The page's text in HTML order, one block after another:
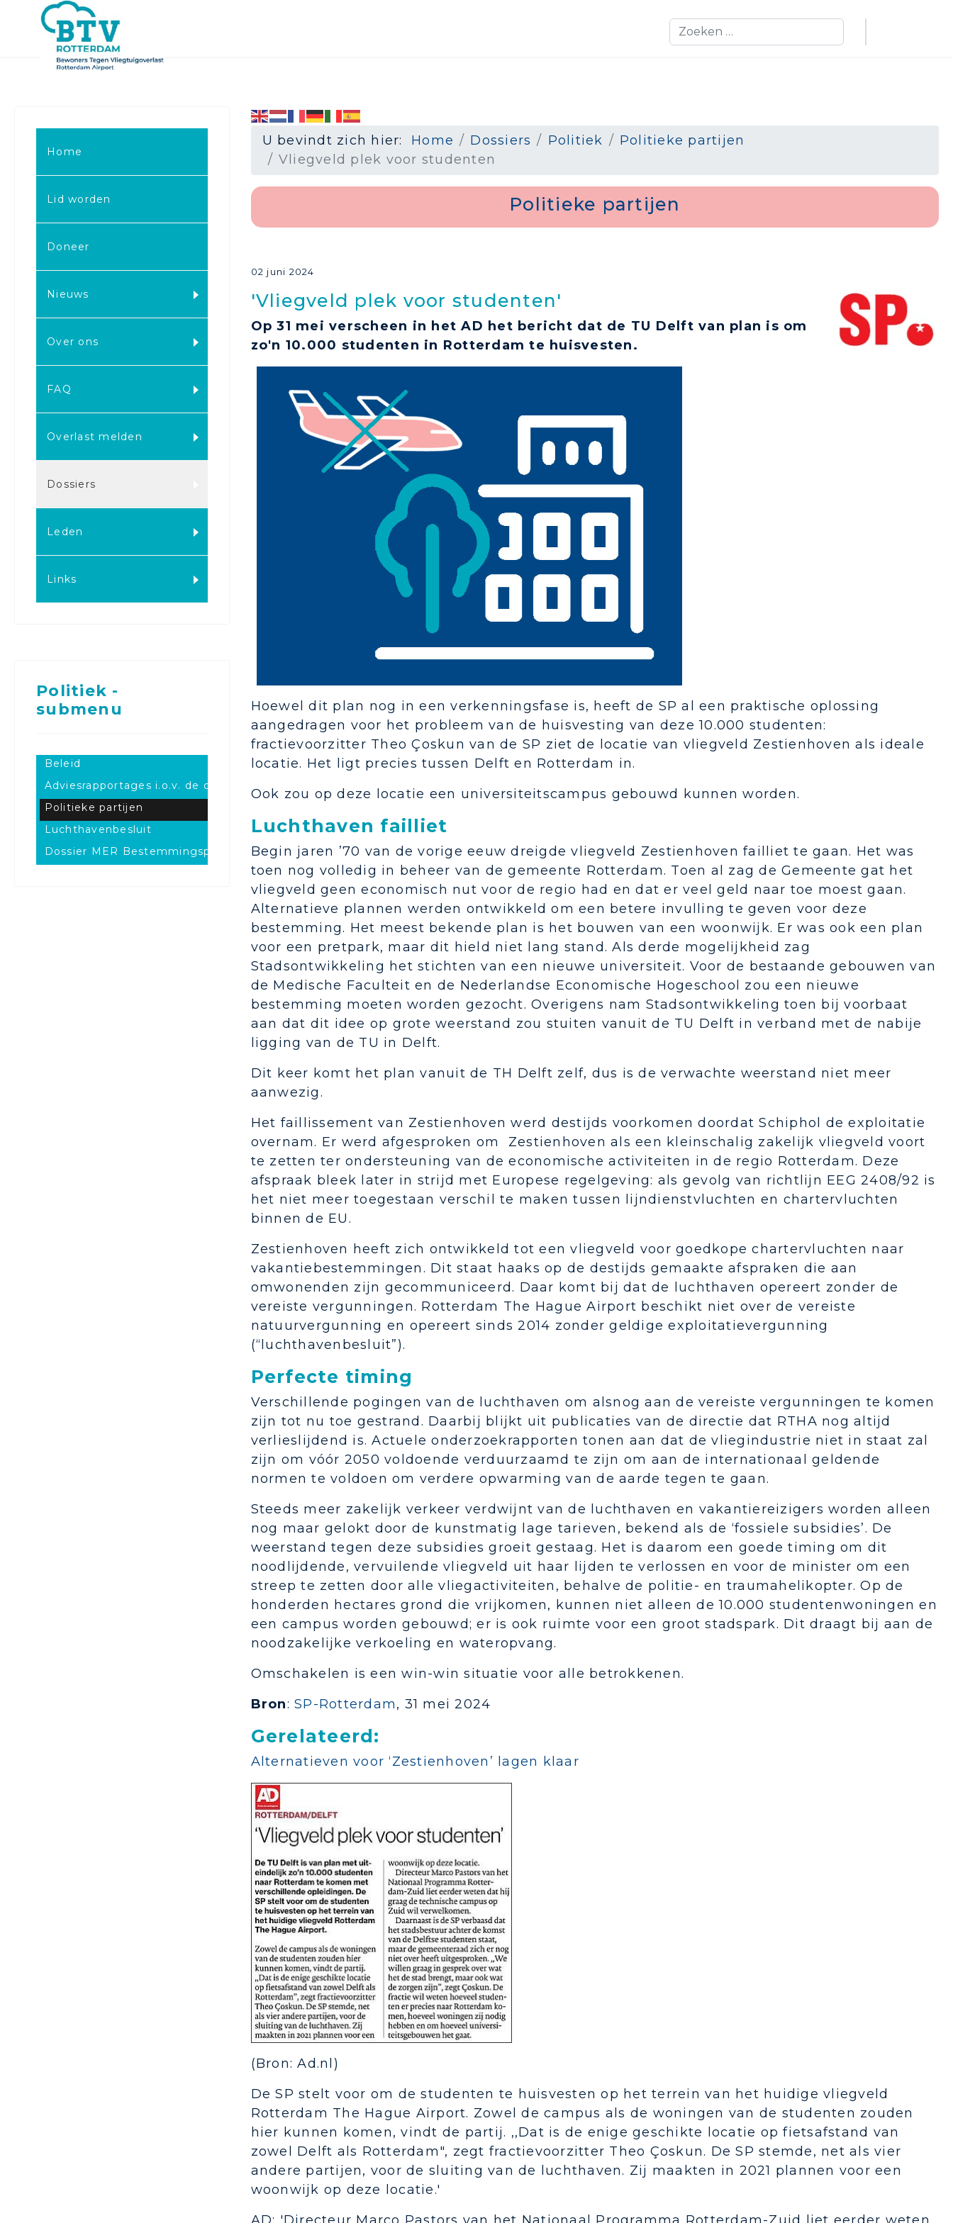
Zoeken
Home
Lid worden
Doneer
Nieuws
Over ons
FAQ
Overlast melden
Dossiers
Leden
Links
Politiek -
submenu
Beleid
Adviesrapportages i.o.v. de overheid
Politieke partijen
Luchthavenbesluit
Dossier MER Bestemmingsplan
U bevindt zich hier: Home Dossiers Politiek
Politieke partijen
Vliegveld plek voor studenten
Politieke partijen
02 juni 2024
'Vliegveld plek voor studenten'
Op 31 mei verscheen in het AD het bericht dat de TU Delft van plan is om
zo'n 10.000 studenten in Rotterdam te huisvesten.
Hoewel dit plan nog in een verkenningsfase is, heeft de SP al een praktische oplossing
aangedragen voor het probleem van de huisvesting van deze 10.000 studenten:
fractievoorzitter Theo Çoskun van de SP ziet de locatie van vliegveld Zestienhoven als ideale
locatie. Het ligt precies tussen Delft en Rotterdam in.
Ook zou op deze locatie een universiteitscampus gebouwd kunnen worden.
Luchthaven failliet
Begin jaren ’70 van de vorige eeuw dreigde vliegveld Zestienhoven failliet te gaan. Het was
toen nog volledig in beheer van de gemeente Rotterdam. Toen al zag de Gemeente gat het
vliegveld geen economisch nut voor de regio had en dat er veel geld naar toe moest gaan.
Alternatieve plannen werden ontwikkeld om een betere invulling te geven voor deze
bestemming. Het meest bekende plan is het bouwen van een woonwijk. Er was ook een plan
voor een pretpark, maar dit hield niet lang stand. Als derde mogelijkheid zag
Stadsontwikkeling het stichten van een nieuwe universiteit. Voor de bestaande gebouwen van
de Medische Faculteit en de Nederlandse Economische Hogeschool zou een nieuwe
bestemming moeten worden gezocht. Overigens nam Stadsontwikkeling toen bij voorbaat
aan dat dit idee op grote weerstand zou stuiten vanuit de TU Delft in verband met de nabije
ligging van de TU in Delft.
Dit keer komt het plan vanuit de TH Delft zelf, dus is de verwachte weerstand niet meer
aanwezig.
Het faillissement van Zestienhoven werd destijds voorkomen doordat Schiphol de exploitatie
overnam. Er werd afgesproken om Zestienhoven als een kleinschalig zakelijk vliegveld voort
te zetten ter ondersteuning van de economische activiteiten in de regio Rotterdam. Deze
afspraak bleek later in strijd met Europese regelgeving: als gevolg van richtlijn EEG 2408/92 is
het niet meer toegestaan verschil te maken tussen lijndienstvluchten en chartervluchten
binnen de EU.
Zestienhoven heeft zich ontwikkeld tot een vliegveld voor goedkope chartervluchten naar
vakantiebestemmingen. Dit staat haaks op de destijds gemaakte afspraken die aan
omwonenden zijn gecommuniceerd. Daar komt bij dat de luchthaven opereert zonder de
vereiste vergunningen. Rotterdam The Hague Airport beschikt niet over de vereiste
natuurvergunning en opereert sinds 2014 zonder geldige exploitatievergunning
(“luchthavenbesluit”).
Perfecte timing
Verschillende pogingen van de luchthaven om alsnog aan de vereiste vergunningen te komen
zijn tot nu toe gestrand. Daarbij blijkt uit publicaties van de directie dat RTHA nog altijd
verlieslijdend is. Actuele onderzoekrapporten tonen aan dat de vliegindustrie niet in staat zal
zijn om vóór 2050 voldoende verduurzaamd te zijn om aan de internationaal geldende
normen te voldoen om verdere opwarming van de aarde tegen te gaan.
Steeds meer zakelijk verkeer verdwijnt van de luchthaven en vakantiereizigers worden alleen
nog maar gelokt door de kunstmatig lage tarieven, bekend als de ‘fossiele subsidies’. De
weerstand tegen deze subsidies groeit gestaag. Het is daarom een goede timing om dit
noodlijdende, vervuilende vliegveld uit haar lijden te verlossen en voor de minister om een
streep te zetten door alle vliegactiviteiten, behalve de politie- en traumahelikopter. Op de
honderden hectares grond die vrijkomen, kunnen niet alleen de 10.000 studentenwoningen en
een campus worden gebouwd; er is ook ruimte voor een groot stadspark. Dit draagt bij aan de
noodzakelijke verkoeling en wateropvang.
Omschakelen is een win-win situatie voor alle betrokkenen.
Bron: SP-Rotterdam, 31 mei 2024
Gerelateerd:
Alternatieven voor ‘Zestienhoven’ lagen klaar
(Bron: Ad.nl)
De SP stelt voor om de studenten te huisvesten op het terrein van het huidige vliegveld
Rotterdam The Hague Airport. Zowel de campus als de woningen van de studenten zouden
hier kunnen komen, vindt de partij. ,,Dat is de enige geschikte locatie op fietsafstand van
zowel Delft als Rotterdam", zegt fractievoorzitter Theo Çoskun. De SP stemde, net als vier
andere partijen, voor de sluiting van de luchthaven. Zij maakten in 2021 plannen voor een
woonwijk op deze locatie.'